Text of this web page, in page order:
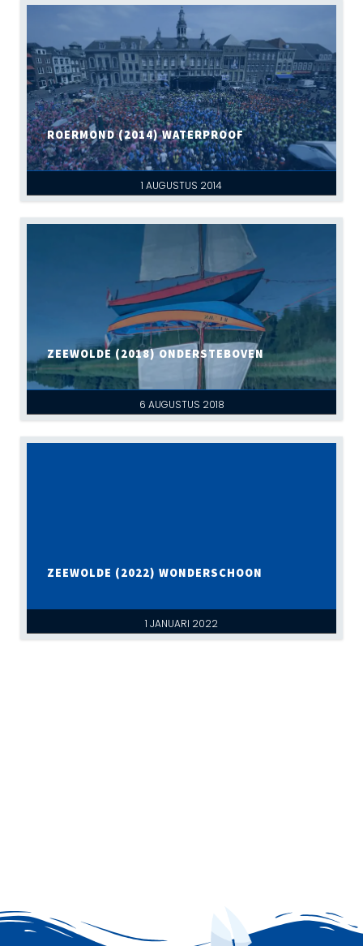
1 AUGUSTUS 2014
ROERMOND (2014) WATERPROOF
6 AUGUSTUS 2018
ZEEWOLDE (2018) ONDERSTEBOVEN
1 JANUARI 2022
ZEEWOLDE (2022) WONDERSCHOON